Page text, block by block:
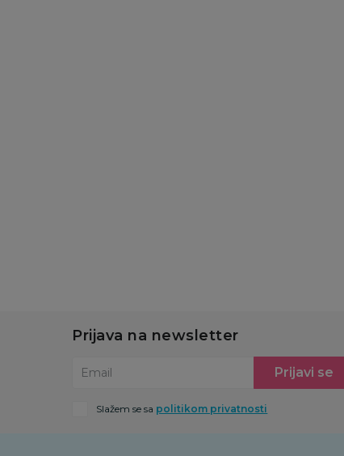
Prijava na newsletter
Email Prijavi se
Slažem se sa politikom privatnosti